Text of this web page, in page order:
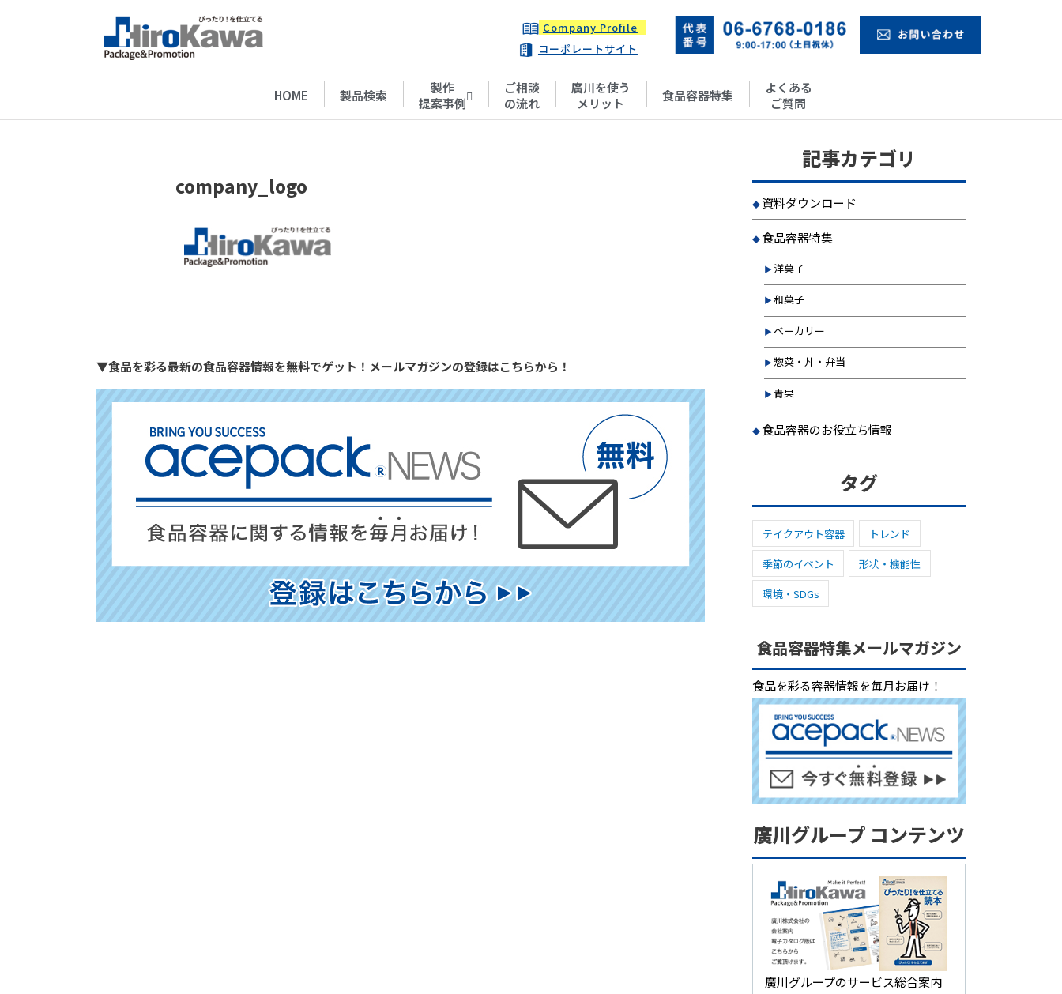
Company Profile
コーポレートサイト
HOME 製品検索
製作
提案事例
ご相談
の流れ
廣川を使う
メリット
食品容器特集
よくある
ご質問
company_logo
▼食品を彩る最新の食品容器情報を無料でゲット！メールマガジンの登録はこちらから！
記事カテゴリ
資料ダウンロード
食品容器特集
洋菓子
和菓子
ベーカリー
惣菜・丼・弁当
青果
食品容器のお役立ち情報
タグ
テイクアウト容器
トレンド
季節のイベント
形状・機能性
環境・SDGs
食品容器特集メールマガジン
食品を彩る容器情報を毎月お届け！
廣川グループ コンテンツ
廣川グループのサービス総合案内